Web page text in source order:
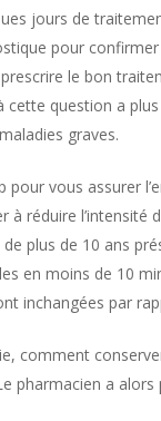
jours de
pour confirmer
le bon
question a
graves.
vous assurer
réduire
plus de 10 ans
en moins de 10
inchangées par
comment
pharmacien a